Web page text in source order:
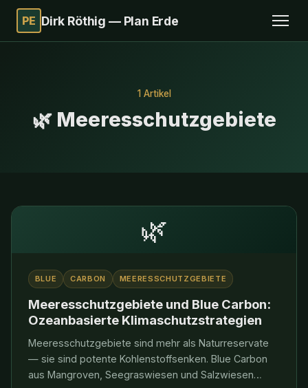
PE Dirk Röthig — Plan Erde
1 Artikel
🌿 Meeresschutzgebiete
🌿
BLUE CARBON MEERESSCHUTZGEBIETE
Meeresschutzgebiete und Blue Carbon:
Ozeanbasierte Klimaschutzstrategien
Meeresschutzgebiete sind mehr als Naturreservate
— sie sind potente Kohlenstoffsenken. Blue Carbon
aus Mangroven, Seegraswiesen und Salzwiesen